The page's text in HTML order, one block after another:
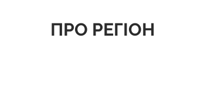
ПРО РЕГІОН